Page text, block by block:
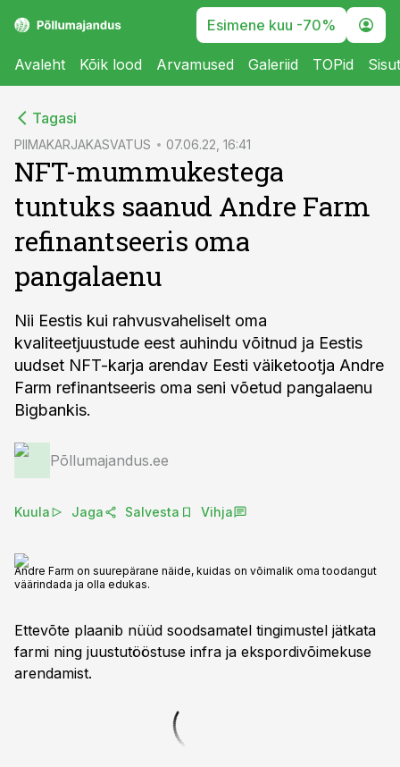
Esimene kuu -70%
Avaleht Kõik lood Arvamused Galeriid TOPid
Tagasi
PIIMAKARJAKASVATUS 07.06.22, 16:41
NFT-mummukestega
tuntuks saanud Andre Farm
refinantseeris oma
pangalaenu
Nii Eestis kui rahvusvaheliselt oma
kvaliteetjuustude eest auhindu võitnud ja Eestis
uudset NFT-karja arendav Eesti väiketootja Andre
Farm refinantseeris oma seni võetud pangalaenu
Bigbankis.
Põllumajandus.ee
Kuula Jaga Salvesta Vihja
Andre Farm on suurepärane näide, kuidas on võimalik oma toodangut
väärindada ja olla edukas.
Ettevõte plaanib nüüd soodsamatel tingimustel jätkata
farmi ning juustutööstuse infra ja ekspordivõimekuse
arendamist.